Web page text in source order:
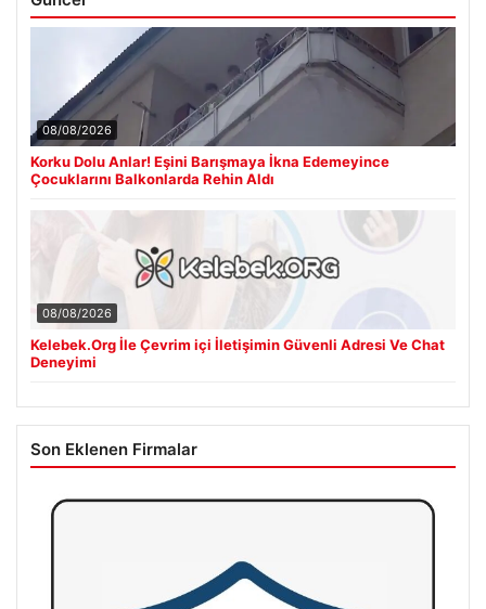
08/08/2026
Korku Dolu Anlar! Eşini Barışmaya İkna Edemeyince
Çocuklarını Balkonlarda Rehin Aldı
08/08/2026
Kelebek.Org İle Çevrim içi İletişimin Güvenli Adresi Ve Chat
Deneyimi
Son Eklenen Firmalar